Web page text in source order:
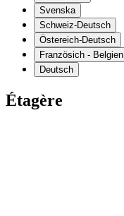
Svenska
Schweiz-Deutsch
Östereich-Deutsch
Französich - Belgien
Deutsch
Étagère